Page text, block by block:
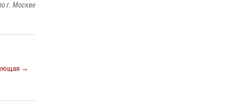
г. Москве
→